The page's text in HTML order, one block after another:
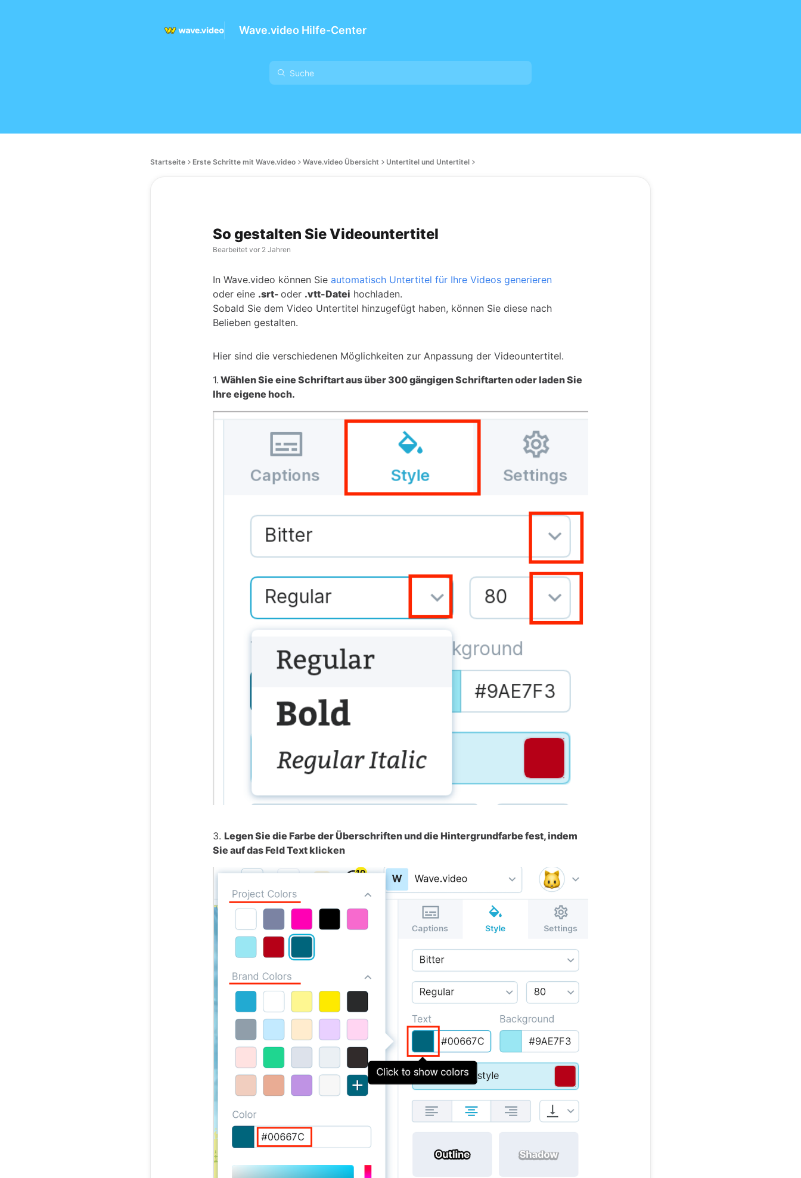
Wave.video Hilfe-Center
Startseite Erste Schritte mit Wave.video Wave.video Übersicht Untertitel und Untertitel
So gestalten Sie Videountertitel
Bearbeitet vor 2 Jahren
In Wave.video können Sie automatisch Untertitel für Ihre Videos generieren
oder eine .srt- oder .vtt-Datei hochladen.
Sobald Sie dem Video Untertitel hinzugefügt haben, können Sie diese nach
Belieben gestalten.
Hier sind die verschiedenen Möglichkeiten zur Anpassung der Videountertitel.
1. Wählen Sie eine Schriftart aus über 300 gängigen Schriftarten oder laden Sie
Ihre eigene hoch.
3. Legen Sie die Farbe der Überschriften und die Hintergrundfarbe fest, indem
Sie auf das Feld Text klicken